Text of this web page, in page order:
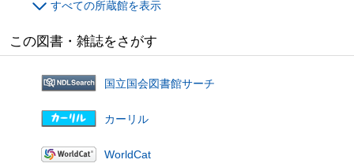
すべての所蔵館を表示
この図書・雑誌をさがす
国立国会図書館サーチ
カーリル
WorldCat